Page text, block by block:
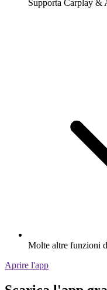
Supporta Carplay &
Molte altre funzioni
Aprire l'app